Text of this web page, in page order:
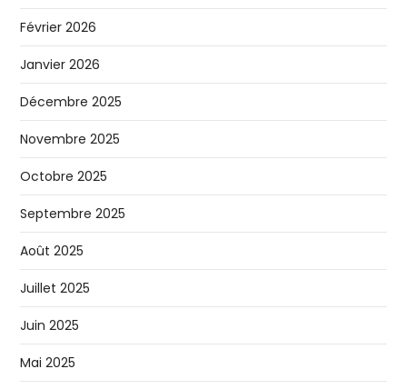
Février 2026
Janvier 2026
Décembre 2025
Novembre 2025
Octobre 2025
Septembre 2025
Août 2025
Juillet 2025
Juin 2025
Mai 2025